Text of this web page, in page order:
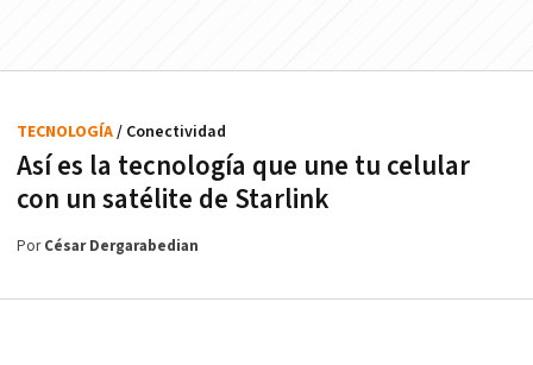
Así es la tecnología que une tu celular
con un satélite de Starlink
TECNOLOGÍA/ Conectividad
PorCésar Dergarabedian